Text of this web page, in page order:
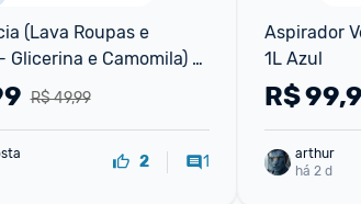
(Lava Roupas e
Glicerina e Camomila) 2
R$ 49,99
2 1
Aspirador
1L Azul
R$
arthur
há 2 d